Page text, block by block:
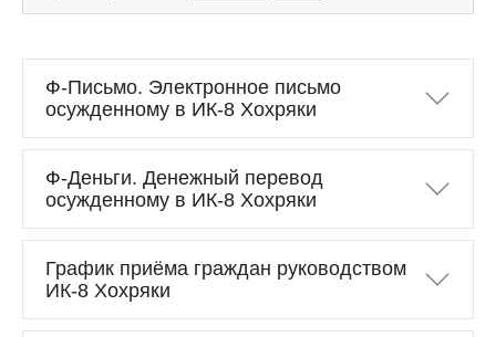
Ф-Письмо. Электронное письмо
осужденному в ИК-8 Хохряки
Ф-Деньги. Денежный перевод
осужденному в ИК-8 Хохряки
График приёма граждан руководством
ИК-8 Хохряки